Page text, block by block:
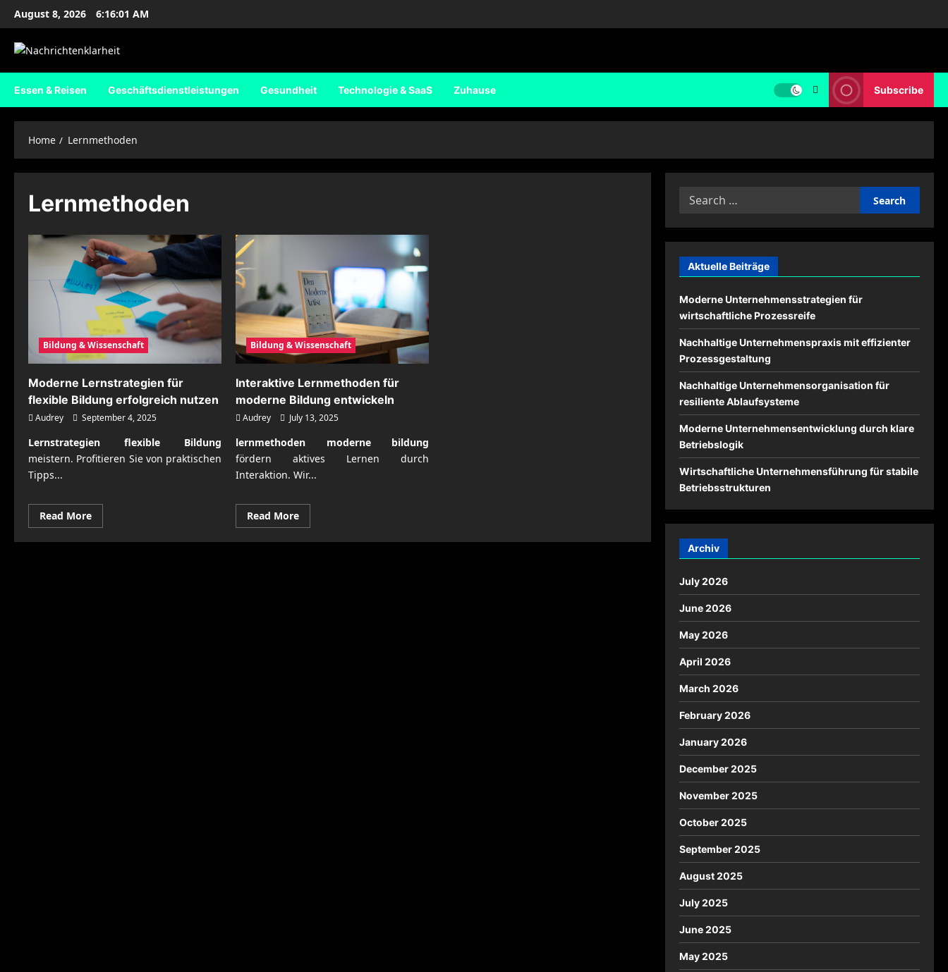
Skip
content
August 8, 2026 6:16:02 AM
Essen & Reisen Geschäftsdienstleistungen Gesundheit Technologie & SaaS Zuhause Subscribe
Home Lernmethoden
Lernmethoden
Bildung & Wissenschaft
Moderne Lernstrategien für
flexible Bildung erfolgreich nutzen
Audrey September 4, 2025
Lernstrategien flexible Bildung
meistern. Profitieren Sie von praktischen
Tipps...
Read MoreRead
more
Moderne
Bildung & Wissenschaft
Interaktive Lernmethoden für
moderne Bildung entwickeln
Audrey July 13, 2025
lernmethoden moderne bildung
fördern aktives Lernen durch
Interaktion. Wir...
Read MoreRead
more
Interaktive
Search
Aktuelle Beiträge
Moderne Unternehmensstrategien für
wirtschaftliche Prozessreife
Nachhaltige Unternehmenspraxis mit effizienter
Prozessgestaltung
Nachhaltige Unternehmensorganisation für
resiliente Ablaufsysteme
Moderne Unternehmensentwicklung durch klare
Betriebslogik
Wirtschaftliche Unternehmensführung für stabile
Betriebsstrukturen
Archiv
July 2026
June 2026
May 2026
April 2026
March 2026
February 2026
January 2026
December 2025
November 2025
October 2025
September 2025
August 2025
July 2025
June 2025
May 2025